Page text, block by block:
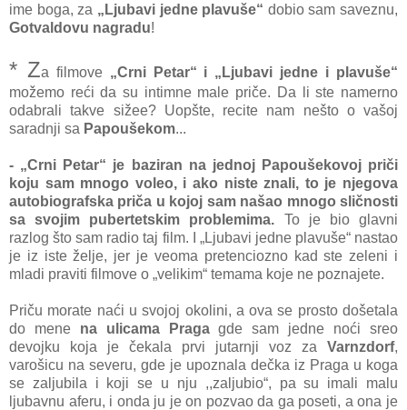
ime boga, za „Ljubavi jedne plavuše“ dobio sam saveznu,
Gotvaldovu nagradu!
* Za filmove „Crni Petar“ i „Ljubavi jedne i plavuše“
možemo reći da su intimne male priče. Da li ste namerno
odabrali takve sižee? Uopšte, recite nam nešto o vašoj
saradnji sa Papoušekom...
- „Crni Petar“ je baziran na jednoj Papoušekovoj priči
koju sam mnogo voleo, i ako niste znali, to je njegova
autobiografska priča u kojoj sam našao mnogo sličnosti
sa svojim pubertetskim problemima. To je bio glavni
razlog što sam radio taj film. I „Ljubavi jedne plavuše“ nastao
je iz iste želje, jer je veoma pretenciozno kad ste zeleni i
mladi praviti filmove o „velikim“ temama koje ne poznajete.
Priču morate naći u svojoj okolini, a ova se prosto došetala
do mene na ulicama Pragagde sam jedne noći sreo
devojku koja je čekala prvi jutarnji voz za Varnzdorf,
varošicu na severu, gde je upoznala dečka iz Praga u koga
se zaljubila i koji se u nju ,,zaljubio“, pa su imali malu
ljubavnu aferu, i onda ju je on pozvao da ga poseti, a ona je